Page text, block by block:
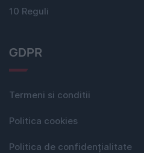
10 Reguli
GDPR
Termeni si conditii
Politica cookies
Politica de confidențialitate